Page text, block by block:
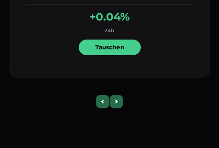
+0.04%
24h
Tauschen
Previous slide
Next slide